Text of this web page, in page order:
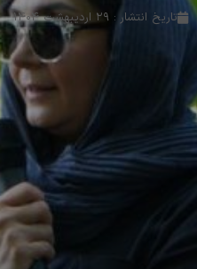
تاریخ انتشار : ۲۹ اردیبهشت ۱۴۰۴